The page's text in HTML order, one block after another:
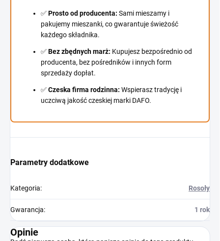
✅Prosto od producenta: Sami mieszamy i
pakujemy mieszanki, co gwarantuje świeżość
każdego składnika.
✅Bez zbędnych marż: Kupujesz bezpośrednio od
producenta, bez pośredników i innych form
sprzedaży dopłat.
✅Czeska firma rodzinna: Wspierasz tradycję i
uczciwą jakość czeskiej marki DAFO.
Parametry dodatkowe
Kategoria: Rosoły
Gwarancja: 1 rok
Opinie